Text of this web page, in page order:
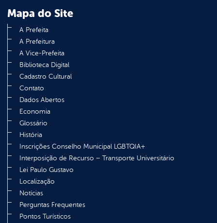
Mapa do Site
A Prefeita
A Prefeitura
A Vice-Prefeita
Biblioteca Digital
Cadastro Cultural
Contato
Dados Abertos
Economia
Glossário
História
Inscrições Conselho Municipal LGBTQIA+
Interposição de Recurso – Transporte Universitário
Lei Paulo Gustavo
Localização
Notícias
Perguntas Frequentes
Pontos Turísticos